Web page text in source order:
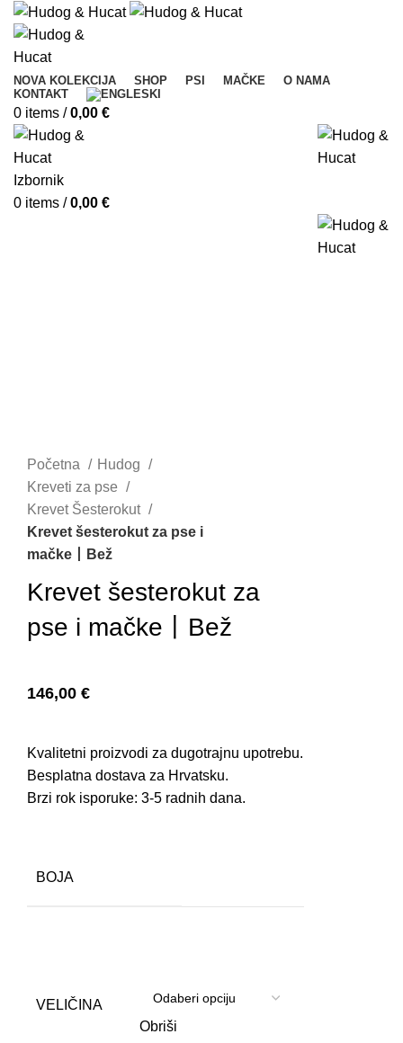
NOVA KOLEKCIJA SHOP PSI MAČKE
O NAMA
KONTAKT
0 items / 0,00 €
Izbornik
0 items / 0,00 €
Početna
Hudog
Kreveti za pse
Krevet Šesterokut
Krevet šesterokut za pse i
mačke丨Bež
Krevet šesterokut za
pse i mačke丨Bež
146,00 €
Kvalitetni proizvodi za dugotrajnu upotrebu.
Besplatna dostava za Hrvatsku.
Brzi rok isporuke: 3-5 radnih dana.
BOJA
VELIČINA
Obriši